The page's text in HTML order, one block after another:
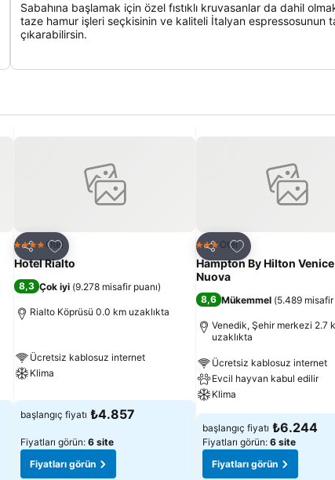
Sabahına başlamak için özel fıstıklı kruvasanlar da dahil
taze hamur işleri seçkisinin ve kaliteli İtalyan espressosunun
çıkarabilirsin.
Paylaş
Favorilerime ekle
4 Yıldız Otel
Hotel Rialto
8,3 Çok iyi (9.278 misafir puanı)
Rialto Köprüsü 0.0 km uzaklıkta
Ücretsiz kablosuz internet
Klima
başlangıç fiyatı ₺4.857
Fiyatları görün: 6 site
Fiyatları görün
Paylaş
Favorilerime ekle
3 YıldızOtel
Hampton By Hilton
Nuova
8,6 Mükemmel (5.489 misafir
Venedik, Şehir merkezi 2.7
uzaklıkta
Ücretsiz kablosuz internet
Evcil hayvan kabul edilir
Klima
başlangıç fiyatı ₺6.244
Fiyatları görün: 6 site
Fiyatları görün